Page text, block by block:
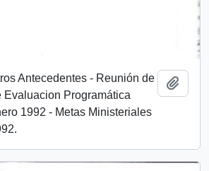
Antecedentes - Reunión de
Evaluacion Programática
1992 - Metas Ministeriales